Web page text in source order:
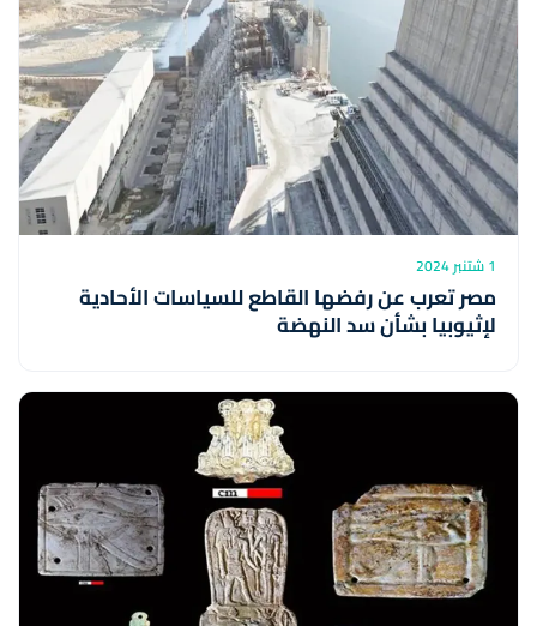
1 شتنبر 2024
مصر تعرب عن رفضها القاطع للسياسات الأحادية
لإثيوبيا بشأن سد النهضة